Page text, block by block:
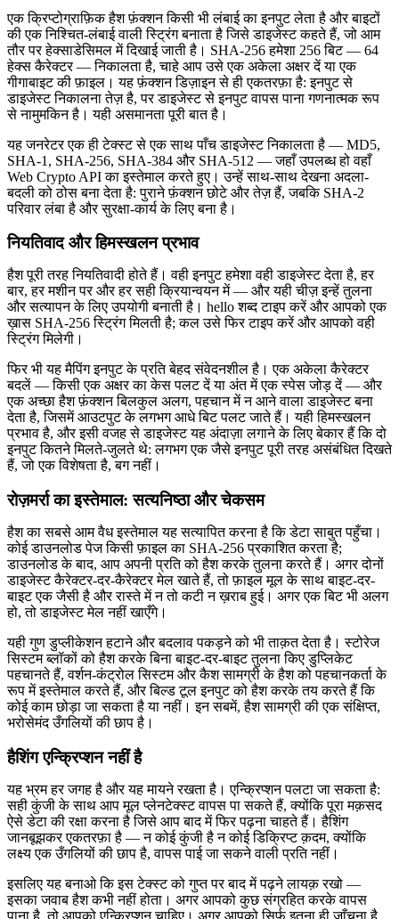
एक क्रिप्टोग्राफ़िक हैश फ़ंक्शन किसी भी लंबाई का इनपुट लेता है और बाइटों
की एक निश्चित-लंबाई वाली स्ट्रिंग बनाता है जिसे डाइजेस्ट कहते हैं, जो आम
तौर पर हेक्साडेसिमल में दिखाई जाती है। SHA-256 हमेशा 256 बिट — 64
हेक्स कैरेक्टर — निकालता है, चाहे आप उसे एक अकेला अक्षर दें या एक
गीगाबाइट की फ़ाइल। यह फ़ंक्शन डिज़ाइन से ही एकतरफ़ा है: इनपुट से
डाइजेस्ट निकालना तेज़ है, पर डाइजेस्ट से इनपुट वापस पाना गणनात्मक रूप
से नामुमकिन है। यही असमानता पूरी बात है।
यह जनरेटर एक ही टेक्स्ट से एक साथ पाँच डाइजेस्ट निकालता है — MD5,
SHA-1, SHA-256, SHA-384 और SHA-512 — जहाँ उपलब्ध हो वहाँ
Web Crypto API का इस्तेमाल करते हुए। उन्हें साथ-साथ देखना अदला-
बदली को ठोस बना देता है: पुराने फ़ंक्शन छोटे और तेज़ हैं, जबकि SHA-2
परिवार लंबा है और सुरक्षा-कार्य के लिए बना है।
नियतिवाद और हिमस्खलन प्रभाव
हैश पूरी तरह नियतिवादी होते हैं। वही इनपुट हमेशा वही डाइजेस्ट देता है, हर
बार, हर मशीन पर और हर सही क्रियान्वयन में — और यही चीज़ इन्हें तुलना
और सत्यापन के लिए उपयोगी बनाती है। hello शब्द टाइप करें और आपको एक
ख़ास SHA-256 स्ट्रिंग मिलती है; कल उसे फिर टाइप करें और आपको वही
स्ट्रिंग मिलेगी।
फिर भी यह मैपिंग इनपुट के प्रति बेहद संवेदनशील है। एक अकेला कैरेक्टर
बदलें — किसी एक अक्षर का केस पलट दें या अंत में एक स्पेस जोड़ दें — और
एक अच्छा हैश फ़ंक्शन बिलकुल अलग, पहचान में न आने वाला डाइजेस्ट बना
देता है, जिसमें आउटपुट के लगभग आधे बिट पलट जाते हैं। यही हिमस्खलन
प्रभाव है, और इसी वजह से डाइजेस्ट यह अंदाज़ा लगाने के लिए बेकार हैं कि दो
इनपुट कितने मिलते-जुलते थे: लगभग एक जैसे इनपुट पूरी तरह असंबंधित दिखते
हैं, जो एक विशेषता है, बग नहीं।
रोज़मर्रा का इस्तेमाल: सत्यनिष्ठा और चेकसम
हैश का सबसे आम वैध इस्तेमाल यह सत्यापित करना है कि डेटा साबुत पहुँचा।
कोई डाउनलोड पेज किसी फ़ाइल का SHA-256 प्रकाशित करता है;
डाउनलोड के बाद, आप अपनी प्रति को हैश करके तुलना करते हैं। अगर दोनों
डाइजेस्ट कैरेक्टर-दर-कैरेक्टर मेल खाते हैं, तो फ़ाइल मूल के साथ बाइट-दर-
बाइट एक जैसी है और रास्ते में न तो कटी न ख़राब हुई। अगर एक बिट भी अलग
हो, तो डाइजेस्ट मेल नहीं खाएँगे।
यही गुण डुप्लीकेशन हटाने और बदलाव पकड़ने को भी ताक़त देता है। स्टोरेज
सिस्टम ब्लॉकों को हैश करके बिना बाइट-दर-बाइट तुलना किए डुप्लिकेट
पहचानते हैं, वर्शन-कंट्रोल सिस्टम और कैश सामग्री के हैश को पहचानकर्ता के
रूप में इस्तेमाल करते हैं, और बिल्ड टूल इनपुट को हैश करके तय करते हैं कि
कोई काम छोड़ा जा सकता है या नहीं। इन सबमें, हैश सामग्री की एक संक्षिप्त,
भरोसेमंद उँगलियों की छाप है।
हैशिंग एन्क्रिप्शन नहीं है
यह भ्रम हर जगह है और यह मायने रखता है। एन्क्रिप्शन पलटा जा सकता है:
सही कुंजी के साथ आप मूल प्लेनटेक्स्ट वापस पा सकते हैं, क्योंकि पूरा मक़सद
ऐसे डेटा की रक्षा करना है जिसे आप बाद में फिर पढ़ना चाहते हैं। हैशिंग
जानबूझकर एकतरफ़ा है — न कोई कुंजी है न कोई डिक्रिप्ट क़दम, क्योंकि
लक्ष्य एक उँगलियों की छाप है, वापस पाई जा सकने वाली प्रति नहीं।
इसलिए यह बनाओ कि इस टेक्स्ट को गुप्त पर बाद में पढ़ने लायक़ रखो —
इसका जवाब हैश कभी नहीं होता। अगर आपको कुछ संग्रहित करके वापस
पाना है, तो आपको एन्क्रिप्शन चाहिए। अगर आपको सिर्फ़ इतना ही जाँचना है